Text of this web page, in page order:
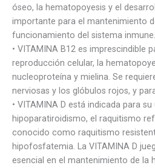
óseo, la hematopoyesis y el
importante para el mantenimiento
funcionamiento del sistema inmune.
• VITAMINA B12 es imprescindible
reproducción celular, la
nucleoproteína y mielina. Se
nerviosas y los glóbulos rojos, y
• VITAMINA D está indicada para
hipoparatiroidismo, el raquitismo
conocido como raquitismo
hipofosfatemia. La VITAMINA D
esencial en el mantenimiento de la